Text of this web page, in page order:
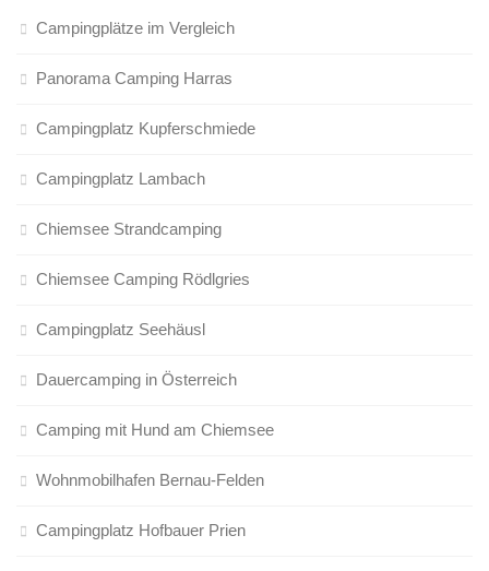
Campingplätze im Vergleich
Panorama Camping Harras
Campingplatz Kupferschmiede
Campingplatz Lambach
Chiemsee Strandcamping
Chiemsee Camping Rödlgries
Campingplatz Seehäusl
Dauercamping in Österreich
Camping mit Hund am Chiemsee
Wohnmobilhafen Bernau-Felden
Campingplatz Hofbauer Prien